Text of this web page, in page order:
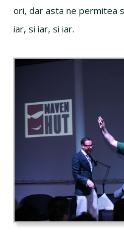
ori, dar asta ne permitea
iar, si iar, si iar.